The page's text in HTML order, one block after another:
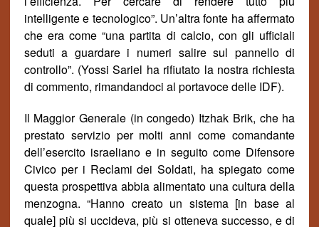
intelligente e tecnologico”. Un’altra fonte ha affermato
che era come “una partita di calcio, con gli ufficiali
seduti a guardare i numeri salire sul pannello di
controllo”. (Yossi Sariel ha rifiutato la nostra richiesta
di commento, rimandandoci al portavoce delle IDF).
Il Maggior Generale (in congedo) Itzhak Brik, che ha
prestato servizio per molti anni come comandante
dell’esercito israeliano e in seguito come Difensore
Civico per i Reclami dei Soldati, ha spiegato come
questa prospettiva abbia alimentato una cultura della
menzogna. “Hanno creato un sistema [in base al
quale] più si uccideva, più si otteneva successo, e di